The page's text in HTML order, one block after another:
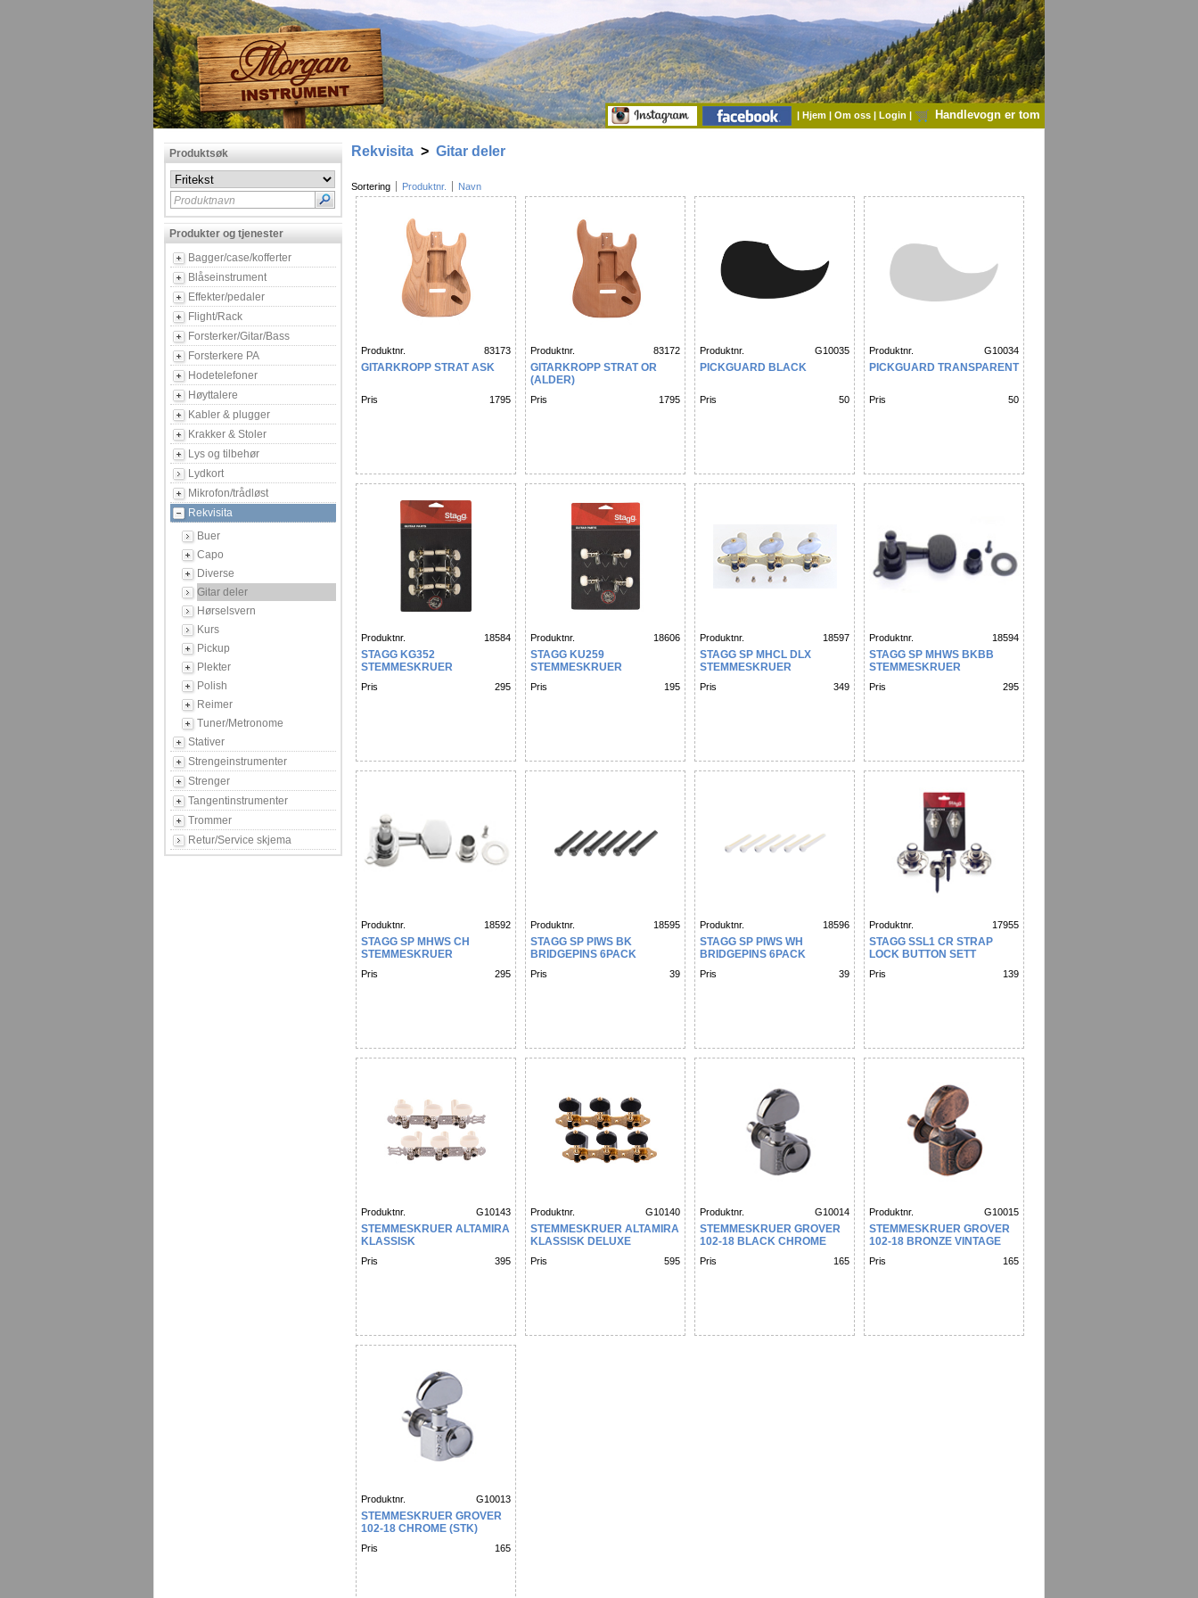
| Hjem | Om oss | Login | Handlevogn er tom
Produktsøk
Produktnavn
Produkter og tjenester
Bagger/case/kofferter
Blåseinstrument
Effekter/pedaler
Flight/Rack
Forsterker/Gitar/Bass
Forsterkere PA
Hodetelefoner
Høyttalere
Kabler & plugger
Krakker & Stoler
Lys og tilbehør
Lydkort
Mikrofon/trådløst
Rekvisita
Buer
Capo
Diverse
Gitar deler
Hørselsvern
Kurs
Pickup
Plekter
Polish
Reimer
Tuner/Metronome
Stativer
Strengeinstrumenter
Strenger
Tangentinstrumenter
Trommer
Retur/Service skjema
Rekvisita > Gitar deler
Sortering Produktnr. Navn
Produktnr. 83173
GITARKROPP STRAT ASK
Pris 1795
Produktnr. 83172
GITARKROPP STRAT OR
(ALDER)
Pris 1795
Produktnr. G10035
PICKGUARD BLACK
Pris 50
Produktnr. G10034
PICKGUARD TRANSPARENT
Pris 50
Produktnr. 18584
STAGG KG352
STEMMESKRUER
CHROME
Pris 295
Produktnr. 18606
STAGG KU259
STEMMESKRUER
Pris 195
Produktnr. 18597
STAGG SP MHCL DLX
STEMMESKRUER
GULL
Pris 349
Produktnr. 18594
STAGG SP MHWS BKBB
STEMMESKRUER
SORT
Pris 295
Produktnr. 18592
STAGG SP MHWS CH
STEMMESKRUER
KROM
Pris 295
Produktnr. 18595
STAGG SP PIWS BK
BRIDGEPINS 6PACK
Pris 39
Produktnr. 18596
STAGG SP PIWS WH
BRIDGEPINS 6PACK
Pris 39
Produktnr. 17955
STAGG SSL1 CR STRAP
LOCK BUTTON SETT
Pris 139
Produktnr. G10143
STEMMESKRUER ALTAMIRA
KLASSISK
Pris 395
Produktnr. G10140
STEMMESKRUER ALTAMIRA
KLASSISK DELUXE
Pris 595
Produktnr. G10014
STEMMESKRUER GROVER
102-18 BLACK CHROME
Pris 165
Produktnr. G10015
STEMMESKRUER GROVER
102-18 BRONZE VINTAGE
Pris 165
Produktnr. G10013
STEMMESKRUER GROVER
102-18 CHROME (STK)
Pris 165